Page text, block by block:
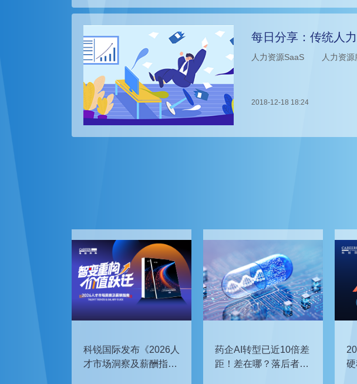
每日分享：传统人
人力资源SaaS 人力资源
2018-12-18 18:24
科锐国际发布《2026人
才市场洞察及薪酬指
药企AI转型已近10倍差
距！差在哪？落后者该